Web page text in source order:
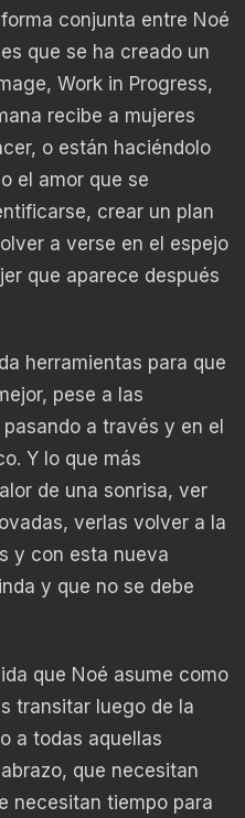
conjunta entre Noé
que se ha creado un
Work in Progress,
recibe a mujeres
o están haciéndolo
el amor que se
crear un plan
a verse en el espejo
que aparece después
herramientas para que
pese a las
a través y en el
Y lo que más
de una sonrisa, ver
verlas volver a la
y con esta nueva
y que no se debe
que Noé asume como
transitar luego de la
a todas aquellas
que necesitan
necesitan tiempo para